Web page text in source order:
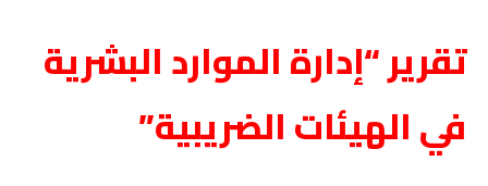
تقرير “إدارة الموارد البشرية
في الهيئات الضريبية”